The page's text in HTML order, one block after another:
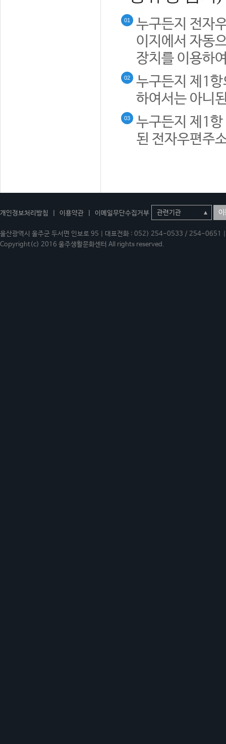
01
누구든지 전자
이지에서 자동
장치를 이용하
02
누구든지 제1
하여서는 아니
03
누구든지 제1
된 전자우편주
개인정보처리방침 이용약관 이메일무단수집거부 이
울산광역시 울주군 두서면 인보로 95 | 대표전화 : 052) 254-0533 / 254-
Copyright(c) 2016 울주생활문화센터 All rights reserved.